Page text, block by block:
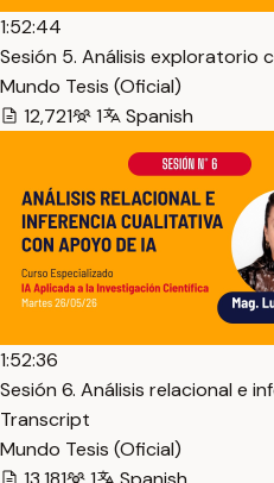
1:52:44
Sesión 5. Análisis exploratorio
Mundo Tesis (Oficial)
12,721
1 Spanish
1:52:36
Sesión 6. Análisis relacional e
Transcript
Mundo Tesis (Oficial)